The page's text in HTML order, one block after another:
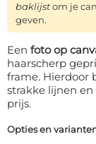
baklijstom je
geven.
Een foto op
haarscherp
frame. Hierdoor
strakke lijnen
prijs.
Opties en